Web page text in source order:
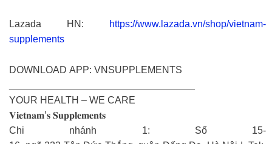
Lazada HN:
https://www.lazada.vn/shop/vietnam-
supplements
DOWNLOAD APP: VNSUPPLEMENTS
YOUR HEALTH – WE CARE
𝐕𝐢𝐞𝐭𝐧𝐚𝐦’𝐬 𝐒𝐮𝐩𝐩𝐥𝐞𝐦𝐞𝐧𝐭𝐬
Chi nhánh 1: Số 15-